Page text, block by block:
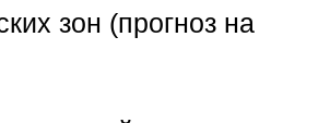
зон (прогноз на